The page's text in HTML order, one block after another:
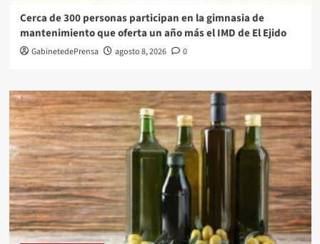
Cerca de 300 personas participan en la gimnasia de
mantenimiento que oferta un año más el IMD de El Ejido
GabinetedePrensa agosto 8, 2026 0